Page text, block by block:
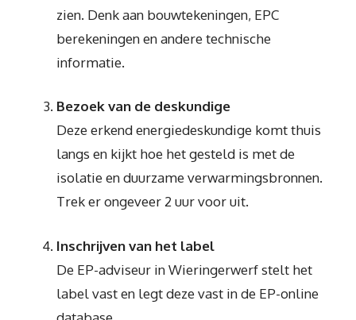
zien. Denk aan bouwtekeningen, EPC
berekeningen en andere technische
informatie.
Bezoek van de deskundige
Deze erkend energiedeskundige komt thuis
langs en kijkt hoe het gesteld is met de
isolatie en duurzame verwarmingsbronnen.
Trek er ongeveer 2 uur voor uit.
Inschrijven van het label
De EP-adviseur in Wieringerwerf stelt het
label vast en legt deze vast in de EP-online